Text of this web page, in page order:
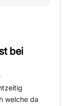
bei
welche da